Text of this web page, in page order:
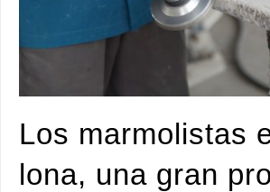
Los marmolistas
lona, una gran